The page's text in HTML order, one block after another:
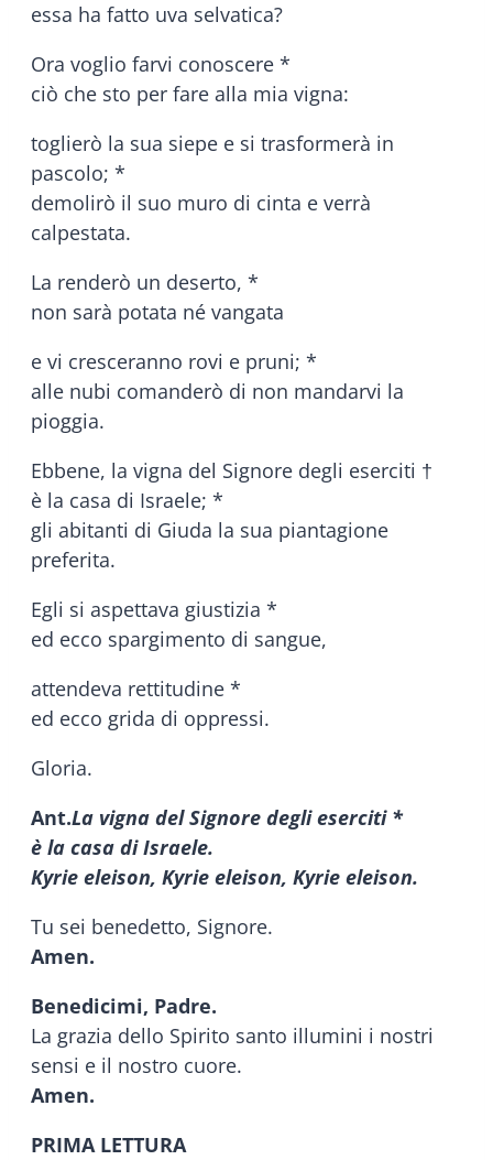
essa ha fatto uva selvatica?
Ora voglio farvi conoscere *
ciò che sto per fare alla mia vigna:
toglierò la sua siepe e si trasformerà in
pascolo; *
demolirò il suo muro di cinta e verrà
calpestata.
La renderò un deserto, *
non sarà potata né vangata
e vi cresceranno rovi e pruni; *
alle nubi comanderò di non mandarvi la
pioggia.
Ebbene, la vigna del Signore degli eserciti †
è la casa di Israele; *
gli abitanti di Giuda la sua piantagione
preferita.
Egli si aspettava giustizia *
ed ecco spargimento di sangue,
attendeva rettitudine *
ed ecco grida di oppressi.
Gloria.
Ant.La vigna del Signore degli eserciti *
è la casa di Israele.
Kyrie eleison, Kyrie eleison, Kyrie eleison.
Tu sei benedetto, Signore.
Amen.
Benedicimi, Padre.
La grazia dello Spirito santo illumini i nostri
sensi e il nostro cuore.
Amen.
PRIMA LETTURA